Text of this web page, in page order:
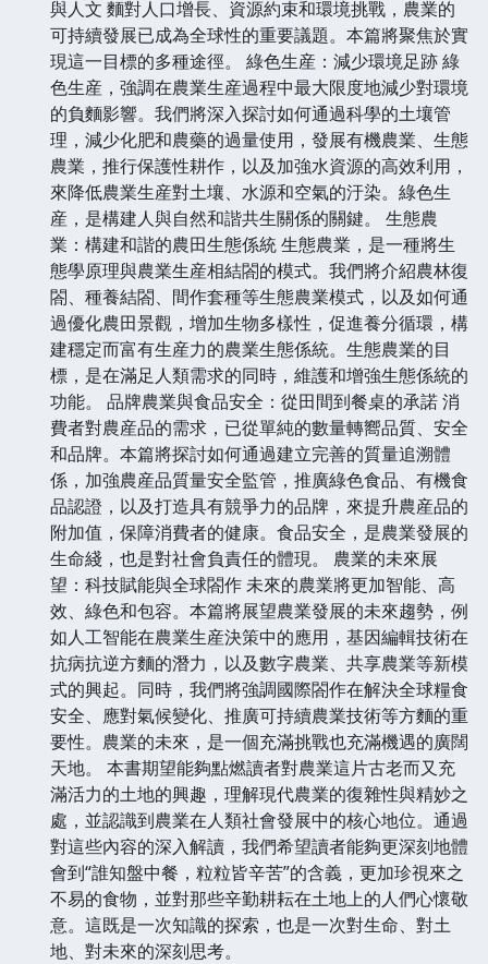
與人文 麵對人口增長、資源約束和環境挑戰，農業的
可持續發展已成為全球性的重要議題。本篇將聚焦於實
現這一目標的多種途徑。 綠色生産：減少環境足跡 綠
色生産，強調在農業生産過程中最大限度地減少對環境
的負麵影響。我們將深入探討如何通過科學的土壤管
理，減少化肥和農藥的過量使用，發展有機農業、生態
農業，推行保護性耕作，以及加強水資源的高效利用，
來降低農業生産對土壤、水源和空氣的汙染。綠色生
産，是構建人與自然和諧共生關係的關鍵。 生態農
業：構建和諧的農田生態係統 生態農業，是一種將生
態學原理與農業生産相結閤的模式。我們將介紹農林復
閤、種養結閤、間作套種等生態農業模式，以及如何通
過優化農田景觀，增加生物多樣性，促進養分循環，構
建穩定而富有生産力的農業生態係統。生態農業的目
標，是在滿足人類需求的同時，維護和增強生態係統的
功能。 品牌農業與食品安全：從田間到餐桌的承諾 消
費者對農産品的需求，已從單純的數量轉嚮品質、安全
和品牌。本篇將探討如何通過建立完善的質量追溯體
係，加強農産品質量安全監管，推廣綠色食品、有機食
品認證，以及打造具有競爭力的品牌，來提升農産品的
附加值，保障消費者的健康。食品安全，是農業發展的
生命綫，也是對社會負責任的體現。 農業的未來展
望：科技賦能與全球閤作 未來的農業將更加智能、高
效、綠色和包容。本篇將展望農業發展的未來趨勢，例
如人工智能在農業生産決策中的應用，基因編輯技術在
抗病抗逆方麵的潛力，以及數字農業、共享農業等新模
式的興起。同時，我們將強調國際閤作在解決全球糧食
安全、應對氣候變化、推廣可持續農業技術等方麵的重
要性。農業的未來，是一個充滿挑戰也充滿機遇的廣闊
天地。 本書期望能夠點燃讀者對農業這片古老而又充
滿活力的土地的興趣，理解現代農業的復雜性與精妙之
處，並認識到農業在人類社會發展中的核心地位。通過
對這些內容的深入解讀，我們希望讀者能夠更深刻地體
會到“誰知盤中餐，粒粒皆辛苦”的含義，更加珍視來之
不易的食物，並對那些辛勤耕耘在土地上的人們心懷敬
意。這既是一次知識的探索，也是一次對生命、對土
地、對未來的深刻思考。